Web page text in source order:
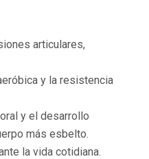
articulares,
y la resistencia
y el desarrollo
más esbelto.
la vida cotidiana.